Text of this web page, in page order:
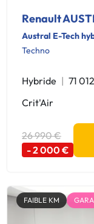
Renault
Austral E-Tech
Techno
Hybride 71
Crit'Air
26 990 €
- 2 000 €
FAIBLE KM